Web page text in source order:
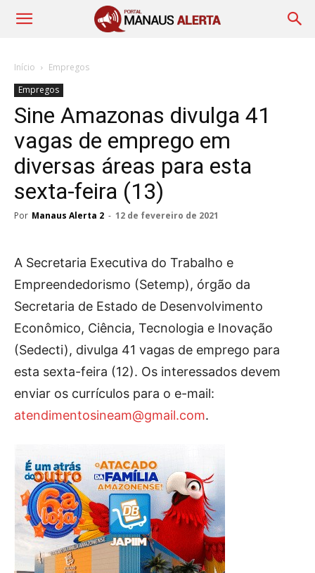
Início
Empregos
Empregos
Sine Amazonas divulga 41
vagas de emprego em
diversas áreas para esta
sexta-feira (13)
Por Manaus Alerta 2 - 12 de fevereiro de 2021
A Secretaria Executiva do Trabalho e
Empreendedorismo (Setemp), órgão da
Secretaria de Estado de Desenvolvimento
Econômico, Ciência, Tecnologia e Inovação
(Sedecti), divulga 41 vagas de emprego para
esta sexta-feira (12). Os interessados devem
enviar os currículos para o e-mail:
atendimentosineam@gmail.com.